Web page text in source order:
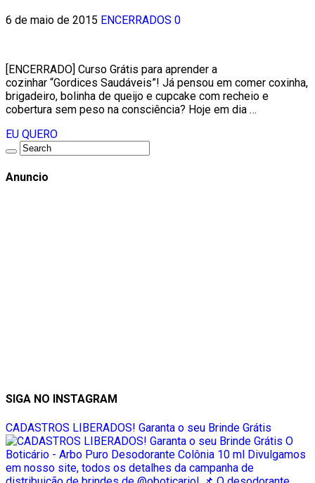
6 de maio de 2015 ENCERRADOS 0
[ENCERRADO] Curso Grátis para aprender a
cozinhar “Gordices Saudáveis”! Já pensou em comer coxinha,
brigadeiro, bolinha de queijo e cupcake com recheio e
cobertura sem peso na consciência? Hoje em dia …
EU QUERO
Anuncio
SIGA NO INSTAGRAM
CADASTROS LIBERADOS! Garanta o seu Brinde Grátis